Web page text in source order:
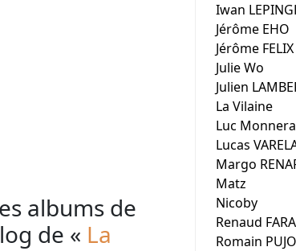
albums de
de « La
Iwan
Jérôme EHO
Jérôme FELIX
Julie Wo
Julien
La Vilaine
Luc
Lucas
Margo
Matz
Nicoby
Renaud
Romain